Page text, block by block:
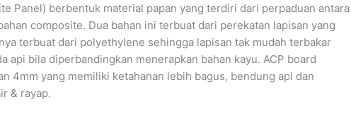
Panel) berbentuk material papan yang terdiri dari perpaduan antara
composite. Dua bahan ini terbuat dari perekatan lapisan yang
terbuat dari polyethylene sehingga lapisan tak mudah terbakar
api bila diperbandingkan menerapkan bahan kayu. ACP board
4mm yang memiliki ketahanan lebih bagus, bendung api dan
& rayap.